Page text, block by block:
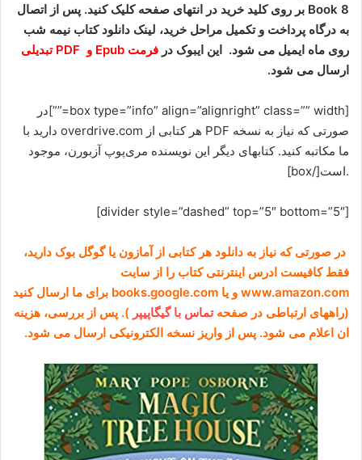
Book 8 بر روی کلید خرید در انتهای صفحه کلیک کنید. پس از اتصال
به درگاه پرداخت و تکمیل مراحل خرید، لینک دانلود کتاب نیمه شب
روی ماه ایمیل می شود. این ایبوک در فرمت Epub و PDF تبدیلی
ارسال می شود.
[box type=”info” align=”alignright” class=”” width=””]در
صورتی که نیاز به نسخه PDF هر کتابی از overdrive.com دارید با
ما مکاتبه کنید. کتابهای دیگر این نویسنده مری
است.
[/box]
[divider style=”dashed” top=”5″ bottom=”5″]
در صورتی که نیاز به دانلود هر کتابی از آمازون یا گوگل بوک دارید،
فقط کافیست ادرس اینترنتی کتاب را از سایت
www.amazon.com و یا books.google.com برای ما ارسال کنید
(راههای ارتباطی در صفحهتماس با گیگاپیپر ). پس از بررسی، هزینه
ان اعلام می شود. پس از واریز نسخه الکترونیکی ارسال می شود.